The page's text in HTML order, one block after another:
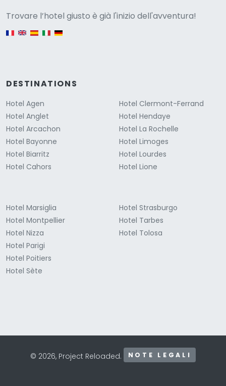
Trovare l’hotel giusto è già l'inizio dell'avventura!
English version
DESTINATIONS
Hotel Agen
Hotel Anglet
Hotel Arcachon
Hotel Bayonne
Hotel Biarritz
Hotel Cahors
Hotel Clermont-Ferrand
Hotel Hendaye
Hotel La Rochelle
Hotel Limoges
Hotel Lourdes
Hotel Lione
Hotel Marsiglia
Hotel Montpellier
Hotel Nizza
Hotel Parigi
Hotel Poitiers
Hotel Sète
Hotel Strasburgo
Hotel Tarbes
Hotel Tolosa
© 2026, Project Reloaded. NOTE LEGALI